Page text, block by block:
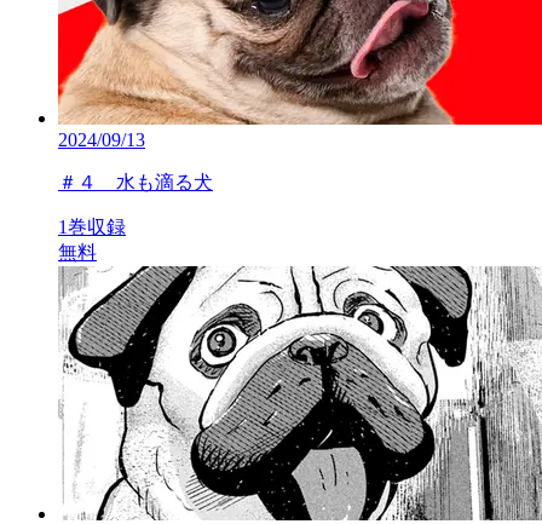
2024/09/13
＃４ 水も滴る犬
1巻収録
無料